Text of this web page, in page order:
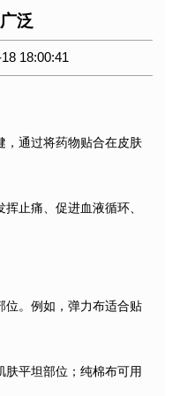
泛
18:00:41
，通过将药物贴合在皮肤
止痛、促进血液循环、
位。例如，弹力布适合贴
平坦部位；纯棉布可用